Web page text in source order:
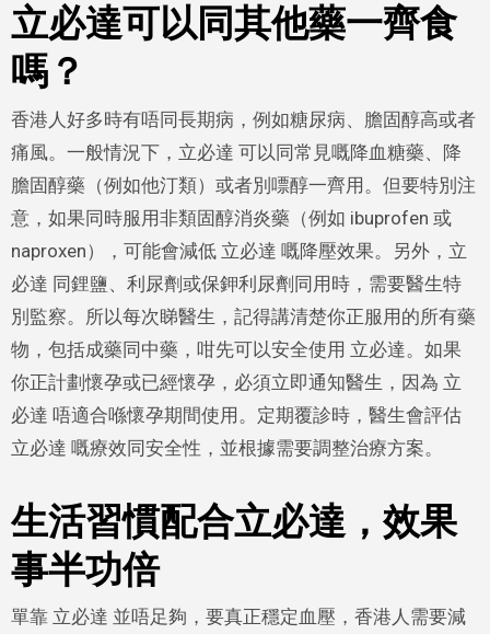
立必達可以同其他藥一齊食
嗎？
香港人好多時有唔同長期病，例如糖尿病、膽固醇高或者
痛風。一般情況下，立必達 可以同常見嘅降血糖藥、降
膽固醇藥（例如他汀類）或者別嘌醇一齊用。但要特別注
意，如果同時服用非類固醇消炎藥（例如 ibuprofen 或
naproxen），可能會減低 立必達 嘅降壓效果。另外，立
必達 同鋰鹽、利尿劑或保鉀利尿劑同用時，需要醫生特
別監察。所以每次睇醫生，記得講清楚你正服用的所有藥
物，包括成藥同中藥，咁先可以安全使用 立必達。如果
你正計劃懷孕或已經懷孕，必須立即通知醫生，因為 立
必達 唔適合喺懷孕期間使用。定期覆診時，醫生會評估
立必達 嘅療效同安全性，並根據需要調整治療方案。
生活習慣配合立必達，效果
事半功倍
單靠 立必達 並唔足夠，要真正穩定血壓，香港人需要減